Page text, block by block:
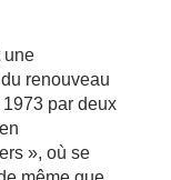
une
renouveau
par deux
», où se